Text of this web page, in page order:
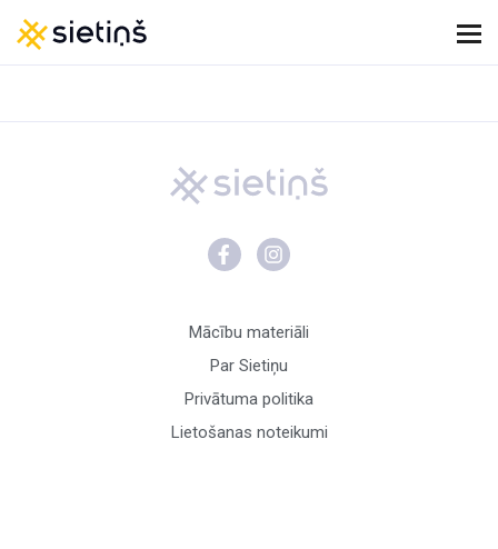
Mācību materiāli
Par Sietiņu
Privātuma politika
Lietošanas noteikumi